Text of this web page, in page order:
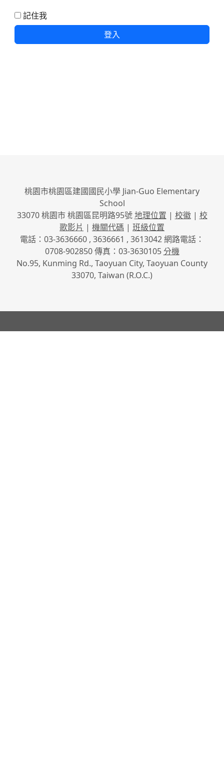
記住我
登入
桃園市桃園區建國國民小學 Jian-Guo Elementary
School
33070 桃園市 桃園區昆明路95號地理位置 | 校徽| 校
歌影片 | 機關代碼 | 班級位置
電話：03-3636660 , 3636661 , 3613042 網路電話：
0708-902850 傳真：03-3630105分機
No.95, Kunming Rd., Taoyuan City, Taoyuan County
33070, Taiwan (R.O.C.)